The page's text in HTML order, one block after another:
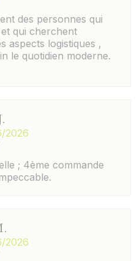
des personnes qui
qui cherchent
aspects logistiques ,
le quotidien moderne.
2026
; 4ème commande
2026